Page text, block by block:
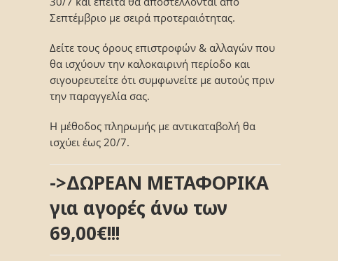
Σεπτέμβριο με σειρά προτεραιότητας.
Δείτε τους όρους επιστροφών & αλλαγών που
θα ισχύουν την καλοκαιρινή περίοδο και
σιγουρευτείτε ότι συμφωνείτε με αυτούς πριν
την παραγγελία σας.
Η μέθοδος πληρωμής με αντικαταβολή θα
ισχύει έως 20/7.
->ΔΩΡΕΑΝ ΜΕΤΑΦΟΡΙΚΑ
για αγορές άνω των
69,00€!!!